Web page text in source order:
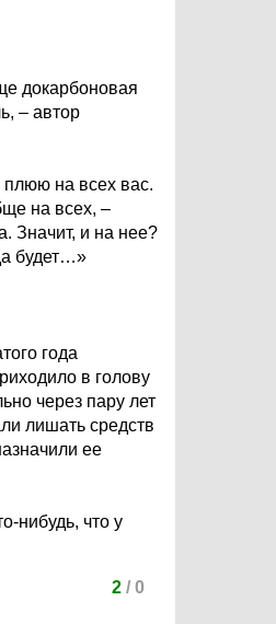
докарбоновая
– автор
плюю на всех вас.
на всех, –
Значит, и на нее?
будет…»
года
в голову
через пару лет
лишать средств
ее
нибудь, что у
2/ 0